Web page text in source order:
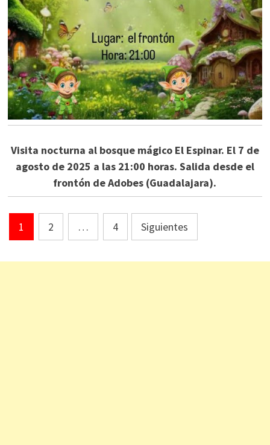
Visita nocturna al bosque mágico El Espinar. El 7 de
agosto de 2025 a las 21:00 horas. Salida desde el
frontón de Adobes (Guadalajara).
Paginación
de
1 2 … 4 Siguientes